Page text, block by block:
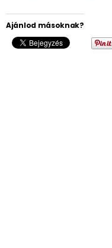
Ajánlod másoknak?